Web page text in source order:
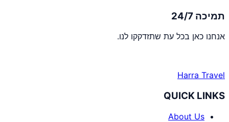
תמיכה 24/7
אנחנו כאן בכל עת שתזדקקו לנו.
Harra Travel
QUICK LINKS
About Us